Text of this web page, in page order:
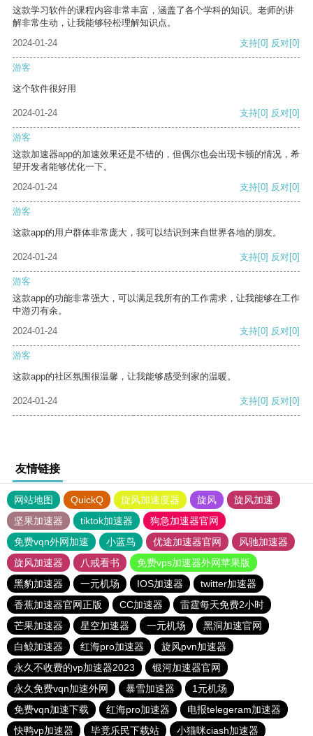
这款学习软件的课程内容非常丰富，涵盖了各个学科的知识。老师的讲
解非常生动，让我能够轻松理解知识点。
2024-01-24
支持[0] 反对[0]
游客
这个软件很好用
2024-01-24 支持[0] 反对[0]
游客
这款加速器app的加速效果还是不错的，但偶尔也会出现卡顿的情况，希
望开发者能够优化一下。
2024-01-24
支持[0] 反对[0]
游客
这款app的用户群体非常庞大，我可以结识到来自世界各地的朋友。
2024-01-24 支持[0] 反对[0]
游客
这款app的功能非常强大，可以满足我所有的工作需求，让我能够在工作
中游刃有余。
2024-01-24
支持[0] 反对[0]
游客
这款app的社区氛围很温馨，让我能够感受到家的温暖。
2024-01-24 支持[0] 反对[0]
友情链接
网站地图 QuickQ 旋风加速度器 旋风
旋风加速
坚果加速器
tiktok加速器
狗急加速器官网
免费vqn外网加速
小蓝鸟 优途加速器官网
风驰加速器
旋风加速器
八戒看书
免费vps加速器外网苹果版
黑豹加速器
一元机场 IOS加速器
twitter加速器
香蕉加速器官网正版
CC加速器
雷霆每天免费2小时
芒果加速器
星空加速器 一元机场
黑洞加速官网
白鲸加速器
红海pro加速器
旋风pvn加速器
永久不收费的vp加速器2023
银河加速器官网
永久免费vqn加速外网
暴雪加速器
1元机场
免费vqn加速下载
红海pro加速器
电报telegeram加速器
快鸭vp加速器
毕竟乐民下载站 小猫咪ciash加速器